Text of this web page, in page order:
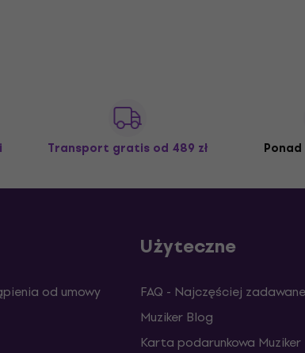
Transport gratis od 489 zł
od umowy
Użyteczne
FAQ - Najczęściej
Muziker Blog
Karta podarunkowa Muziker